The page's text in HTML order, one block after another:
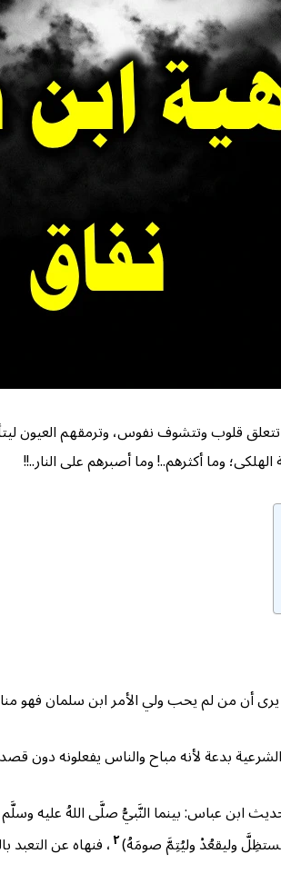
قلوب وتتشوف نفوس، وترمقهم العيون
وما أكثرهم..! وما أصبرهم على النار..!!
أن من لم يحب ولي الأمر ابن سلمان فهو
بدعة لأنه مباح والناس يفعلونه دون
ابن عباس: بينما النَّبيُّ صلَّى اللهُ عليه
وليقعُدْ وليُتِمَّ صومَهُ)٢، فنهاه عن التعبد